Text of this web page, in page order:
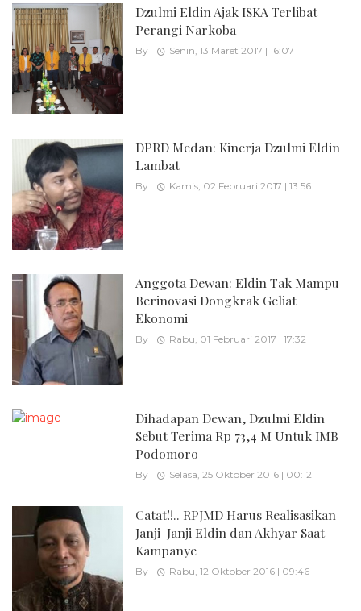
Dzulmi Eldin Ajak ISKA Terlibat
Perangi Narkoba
By Senin, 13 Maret 2017 | 16:07
DPRD Medan: Kinerja Dzulmi Eldin
Lambat
By Kamis, 02 Februari 2017 | 13:56
Anggota Dewan: Eldin Tak Mampu
Berinovasi Dongkrak Geliat
Ekonomi
By Rabu, 01 Februari 2017 | 17:32
Dihadapan Dewan, Dzulmi Eldin
Sebut Terima Rp 73,4 M Untuk IMB
Podomoro
By Selasa, 25 Oktober 2016 | 00:12
Catat!!.. RPJMD Harus Realisasikan
Janji-Janji Eldin dan Akhyar Saat
Kampanye
By Rabu, 12 Oktober 2016 | 09:46